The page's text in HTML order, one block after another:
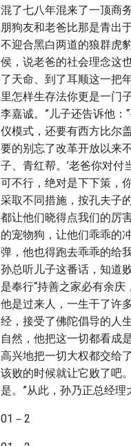
混了七八年混来了一顶商
朋狗友和老爸比那是青出
不迎合黑白两道的狼群虎
侯，说老爸的社会理念这
了天命、到了耳顺这一把
里怎样生存法你更是一门
李嘉诚。”儿子还告诉他
仪模式，还要有西方比尔
要的别忘了改革开放以来
子、青红帮。’老爸你对
可不行，绝对是下下策，
采取不同措施，按孔夫子
都让他们晓得点我们的厉
的宠物狗，让他们乖乖的
弹，他也得跑去乖乖的给
孙总听儿子这番话，知道
是奉行“持善之家必有余庆
他是过来人，一生干了许
经，接受了佛陀倡导的人
自然，他把这一切都看成
高兴地把一切大权都交给
该败的时候就让它败了吧
是。”从此，孙乃正总经
01－2